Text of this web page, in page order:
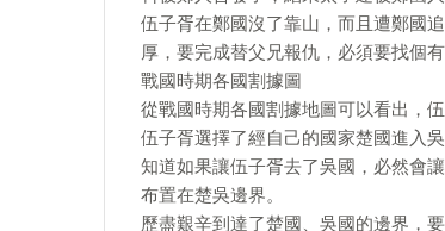
伍子胥在鄭國沒了靠山，而且遭鄭國
厚，要完成替父兄報仇，必須要找個有
戰國時期各國割據圖
從戰國時期各國割據地圖可以看出，
伍子胥選擇了經自己的國家楚國進入
知道如果讓伍子胥去了吳國，必然會
布置在楚吳邊界。
歷盡艱辛到達了楚國、吳國的邊界，